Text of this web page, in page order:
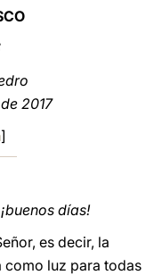
2017
]
días!
es decir, la
como luz para todas